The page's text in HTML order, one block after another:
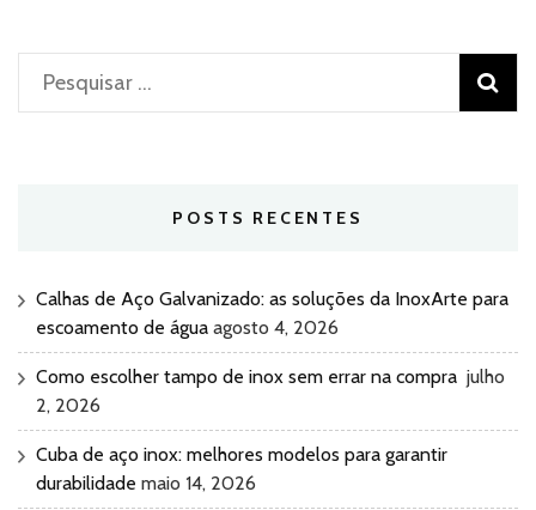
Pesquisar
por:
POSTS RECENTES
Calhas de Aço Galvanizado: as soluções da InoxArte para
escoamento de água agosto 4, 2026
Como escolher tampo de inox sem errar na compra julho
2, 2026
Cuba de aço inox: melhores modelos para garantir
durabilidade maio 14, 2026